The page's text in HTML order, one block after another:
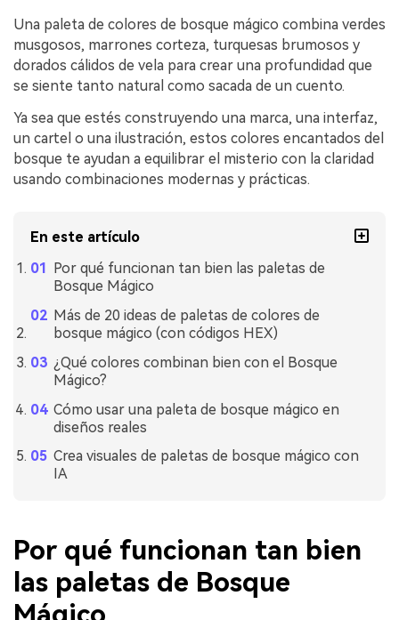
Una paleta de colores de bosque mágico combina verdes
musgosos, marrones corteza, turquesas brumosos y
dorados cálidos de vela para crear una profundidad que
se siente tanto natural como sacada de un cuento.
Ya sea que estés construyendo una marca, una interfaz,
un cartel o una ilustración, estos colores encantados del
bosque te ayudan a equilibrar el misterio con la claridad
usando combinaciones modernas y prácticas.
En este artículo
Por qué funcionan tan bien las paletas de
Bosque Mágico
Más de 20 ideas de paletas de colores de
bosque mágico (con códigos HEX)
¿Qué colores combinan bien con el Bosque
Mágico?
Cómo usar una paleta de bosque mágico en
diseños reales
Crea visuales de paletas de bosque mágico con
IA
Por qué funcionan tan bien
las paletas de Bosque